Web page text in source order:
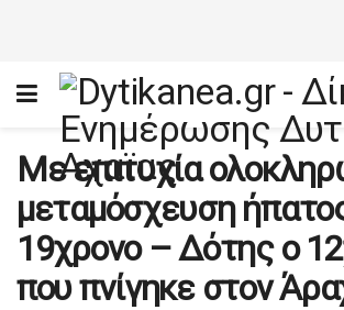
Με επιτυχία
μεταμόσχευση
19χρονο – Δότης ο
που πνίγηκε στον